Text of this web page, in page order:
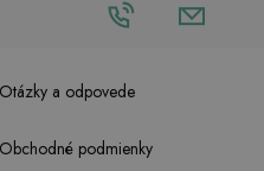
Otázky a odpovede
Obchodné podmienky